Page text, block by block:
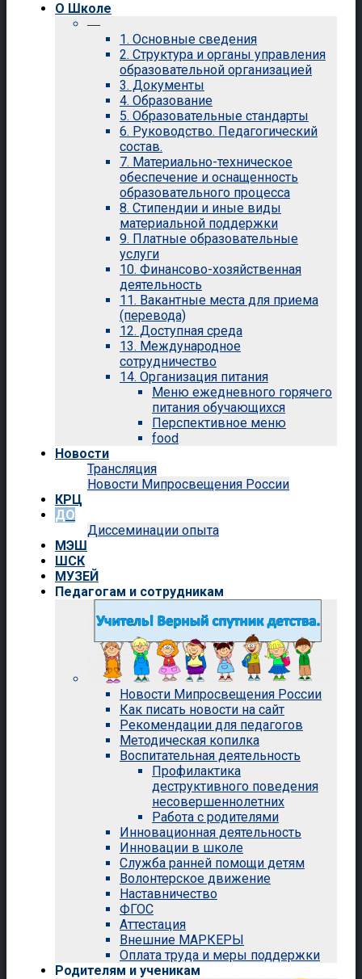
О Школе
—
1. Основные сведения
2. Структура и органы управления
образовательной организацией
3. Документы
4. Образование
5. Образовательные стандарты
6. Руководство. Педагогический
состав.
7. Материально-техническое
обеспечение и оснащенность
образовательного процесса
8. Стипендии и иные виды
материальной поддержки
9. Платные образовательные
услуги
10. Финансово-хозяйственная
деятельность
11. Вакантные места для приема
(перевода)
12. Доступная среда
13. Международное
сотрудничество
14. Организация питания
Меню ежедневного горячего
питания обучающихся
Перспективное меню
food
Новости
Трансляция
Новости Мипросвещения России
КРЦ
ДО
Диссеминации опыта
МЭШ
ШСК
МУЗЕЙ
Педагогам и сотрудникам
Новости Мипросвещения России
Как писать новости на сайт
Рекомендации для педагогов
Методическая копилка
Воспитательная деятельность
Профилактика
деструктивного поведения
несовершеннолетних
Работа с родителями
Инновационная деятельность
Инновации в школе
Служба ранней помощи детям
Волонтерское движение
Наставничество
ФГОС
Аттестация
Внешние МАРКЕРЫ
Оплата труда и меры поддержки
Родителям и ученикам